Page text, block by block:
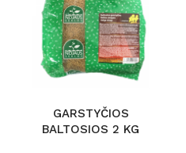
GARSTYČIOS
BALTOSIOS 2 KG